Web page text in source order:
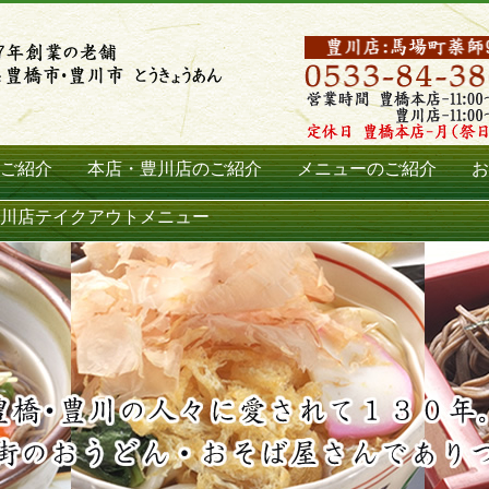
紹介 本店・豊川店のご紹介 メニューのご紹介
店テイクアウトメニュー